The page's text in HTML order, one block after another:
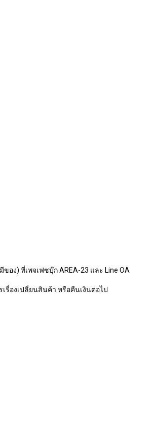
ง) ที่เพจเฟซบุ๊ก AREA-23 และ Line OA
รื่องเปลี่ยนสินค้า หรือคืนเงินต่อไป